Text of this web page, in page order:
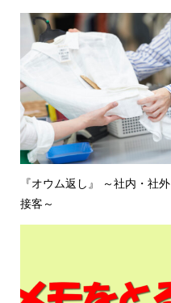
『オウム返し』 ～社内・社外
接客～